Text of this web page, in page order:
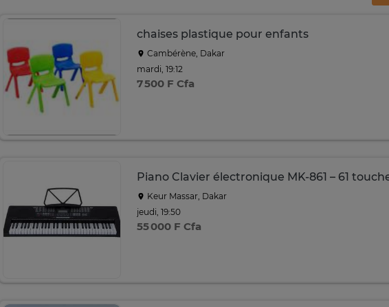
chaises plastique pour enfants
Cambérène, Dakar
mardi, 19:12
7 500 F Cfa
Piano Clavier électronique MK-861 – 61
Keur Massar, Dakar
jeudi, 19:50
55 000 F Cfa